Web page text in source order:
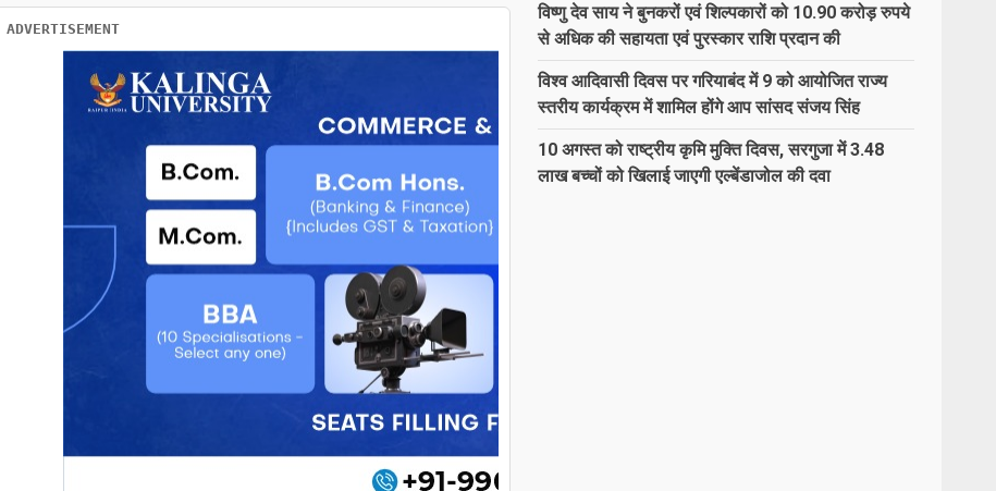
ADVERTISEMENT
विष्णु देव साय ने बुनकरों एवं शिल्पकारों को 10.90 करोड़ रुपये
से अधिक की सहायता एवं पुरस्कार राशि प्रदान की
विश्व आदिवासी दिवस पर गरियाबंद में 9 को आयोजित राज्य
स्तरीय कार्यक्रम में शामिल होंगे आप सांसद संजय सिंह
10 अगस्त को राष्ट्रीय कृमि मुक्ति दिवस, सरगुजा में 3.48
लाख बच्चों को खिलाई जाएगी एल्बेंडाजोल की दवा